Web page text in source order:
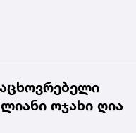
ოჯახი ღია